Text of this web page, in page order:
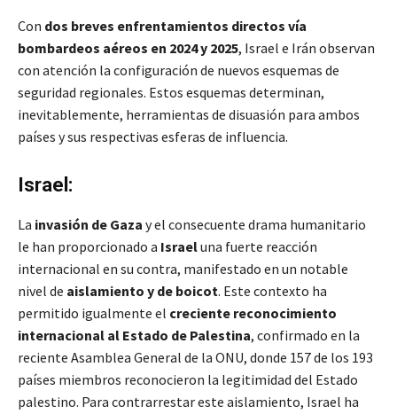
Con dos breves enfrentamientos directos vía
bombardeos aéreos en 2024 y 2025, Israel e Irán observan
con atención la configuración de nuevos esquemas de
seguridad regionales. Estos esquemas determinan,
inevitablemente, herramientas de disuasión para ambos
países y sus respectivas esferas de influencia.
Israel:
La invasión de Gaza y el consecuente drama humanitario
le han proporcionado a Israeluna fuerte reacción
internacional en su contra, manifestado en un notable
nivel de aislamiento y de boicot. Este contexto ha
permitido igualmente el creciente reconocimiento
internacional al Estado de Palestina, confirmado en la
reciente Asamblea General de la ONU, donde 157 de los 193
países miembros reconocieron la legitimidad del Estado
palestino. Para contrarrestar este aislamiento, Israel ha